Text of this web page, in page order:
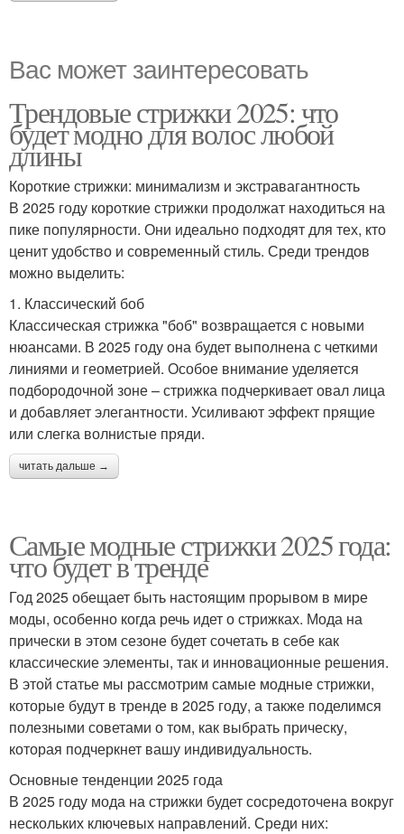
Вас может заинтересовать
Трендовые стрижки 2025: что
будет модно для волос любой
длины
Короткие стрижки: минимализм и экстравагантность
В 2025 году короткие стрижки продолжат находиться на
пике популярности. Они идеально подходят для тех, кто
ценит удобство и современный стиль. Среди трендов
можно выделить:
1. Классический боб
Классическая стрижка "боб" возвращается с новыми
нюансами. В 2025 году она будет выполнена с четкими
линиями и геометрией. Особое внимание уделяется
подбородочной зоне – стрижка подчеркивает овал лица
и добавляет элегантности. Усиливают эффект прящие
или слегка волнистые пряди.
читать дальше →
Самые модные стрижки 2025 года:
что будет в тренде
Год 2025 обещает быть настоящим прорывом в мире
моды, особенно когда речь идет о стрижках. Мода на
прически в этом сезоне будет сочетать в себе как
классические элементы, так и инновационные решения.
В этой статье мы рассмотрим самые модные стрижки,
которые будут в тренде в 2025 году, а также поделимся
полезными советами о том, как выбрать прическу,
которая подчеркнет вашу индивидуальность.
Основные тенденции 2025 года
В 2025 году мода на стрижки будет сосредоточена вокруг
нескольких ключевых направлений. Среди них: